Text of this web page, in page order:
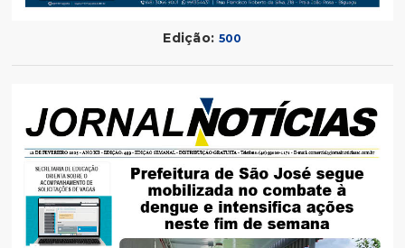
Edição: 500